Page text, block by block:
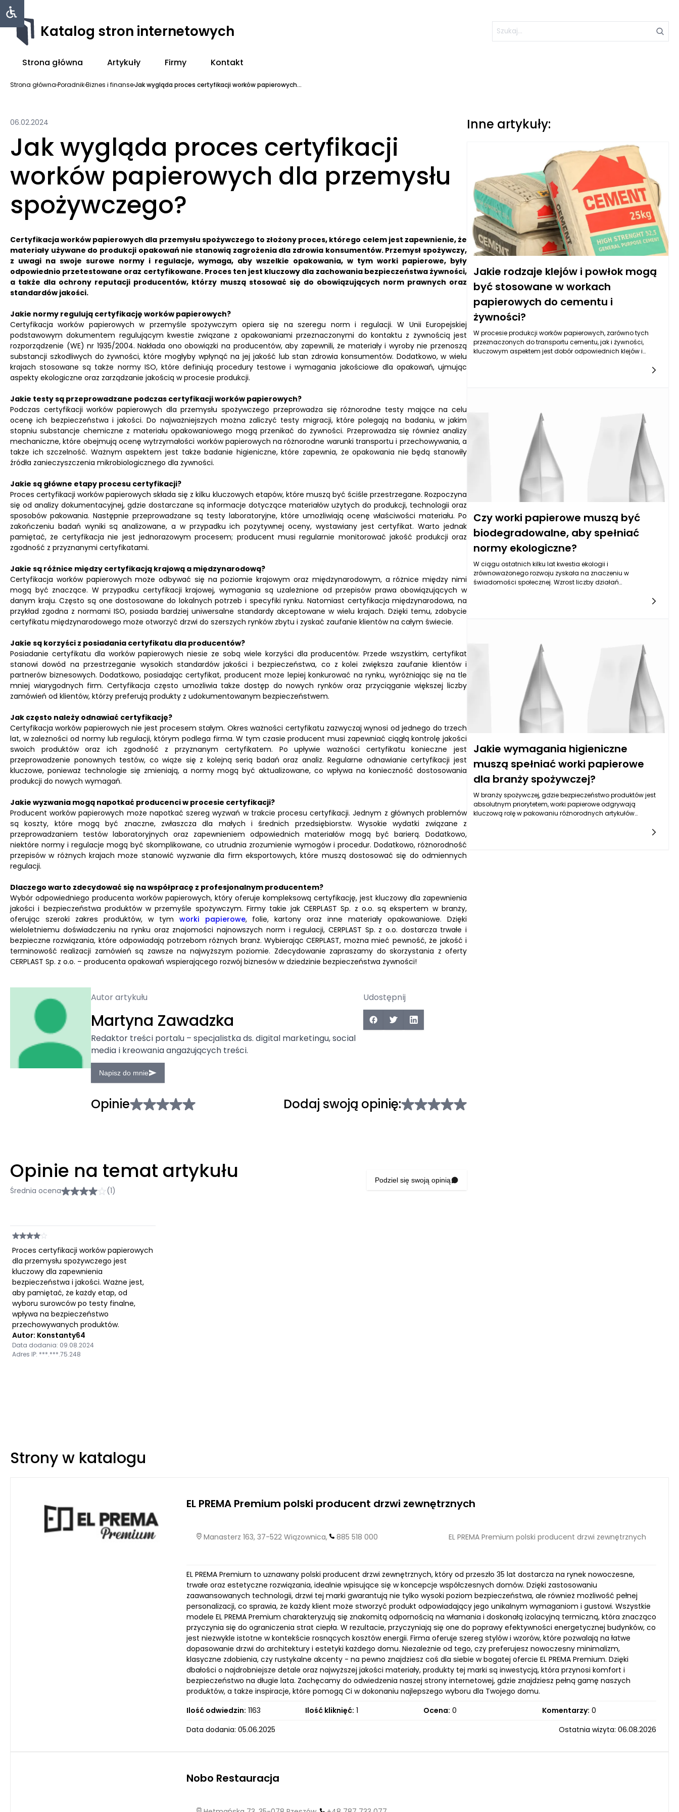
Katalog stron internetowych
Strona główna Artykuły Firmy Kontakt
Strona główna›Poradnik›Biznes i finanse›Jak wygląda proces certyfikacji worków papierowych...
06.02.2024
Jak wygląda proces certyfikacji
worków papierowych dla przemysłu
spożywczego?
Certyfikacja worków papierowych dla przemysłu spożywczego to złożony proces, którego celem jest zapewnienie, że
materiały używane do produkcji opakowań nie stanowią zagrożenia dla zdrowia konsumentów. Przemysł spożywczy,
z uwagi na swoje surowe normy i regulacje, wymaga, aby wszelkie opakowania, w tym worki papierowe, były
odpowiednio przetestowane oraz certyfikowane. Proces ten jest kluczowy dla zachowania bezpieczeństwa żywności,
a także dla ochrony reputacji producentów, którzy muszą stosować się do obowiązujących norm prawnych oraz
standardów jakości.
Jakie normy regulują certyfikację worków papierowych?
Certyfikacja worków papierowych w przemyśle spożywczym opiera się na szeregu norm i regulacji. W Unii Europejskiej
podstawowym dokumentem regulującym kwestie związane z opakowaniami przeznaczonymi do kontaktu z żywnością jest
rozporządzenie (WE) nr 1935/2004. Nakłada ono obowiązki na producentów, aby zapewnili, że materiały i wyroby nie przenoszą
substancji szkodliwych do żywności, które mogłyby wpłynąć na jej jakość lub stan zdrowia konsumentów. Dodatkowo, w wielu
krajach stosowane są także normy ISO, które definiują procedury testowe i wymagania jakościowe dla opakowań, ujmując
aspekty ekologiczne oraz zarządzanie jakością w procesie produkcji.
Jakie testy są przeprowadzane podczas certyfikacji worków papierowych?
Podczas certyfikacji worków papierowych dla przemysłu spożywczego przeprowadza się różnorodne testy mające na celu
ocenę ich bezpieczeństwa i jakości. Do najważniejszych można zaliczyć testy migracji, które polegają na badaniu, w jakim
stopniu substancje chemiczne z materiału opakowaniowego mogą przenikać do żywności. Przeprowadza się również analizy
mechaniczne, które obejmują ocenę wytrzymałości worków papierowych na różnorodne warunki transportu i przechowywania, a
także ich szczelność. Ważnym aspektem jest także badanie higieniczne, które zapewnia, że opakowania nie będą stanowiły
źródła zanieczyszczenia mikrobiologicznego dla żywności.
Jakie są główne etapy procesu certyfikacji?
Proces certyfikacji worków papierowych składa się z kilku kluczowych etapów, które muszą być ściśle przestrzegane. Rozpoczyna
się od analizy dokumentacyjnej, gdzie dostarczane są informacje dotyczące materiałów użytych do produkcji, technologii oraz
sposobów pakowania. Następnie przeprowadzane są testy laboratoryjne, które umożliwiają ocenę właściwości materiału. Po
zakończeniu badań wyniki są analizowane, a w przypadku ich pozytywnej oceny, wystawiany jest certyfikat. Warto jednak
pamiętać, że certyfikacja nie jest jednorazowym procesem; producent musi regularnie monitorować jakość produkcji oraz
zgodność z przyznanymi certyfikatami.
Jakie są różnice między certyfikacją krajową a międzynarodową?
Certyfikacja worków papierowych może odbywać się na poziomie krajowym oraz międzynarodowym, a różnice między nimi
mogą być znaczące. W przypadku certyfikacji krajowej, wymagania są uzależnione od przepisów prawa obowiązujących w
danym kraju. Często są one dostosowane do lokalnych potrzeb i specyfiki rynku. Natomiast certyfikacja międzynarodowa, na
przykład zgodna z normami ISO, posiada bardziej uniwersalne standardy akceptowane w wielu krajach. Dzięki temu, zdobycie
certyfikatu międzynarodowego może otworzyć drzwi do szerszych rynków zbytu i zyskać zaufanie klientów na całym świecie.
Jakie są korzyści z posiadania certyfikatu dla producentów?
Posiadanie certyfikatu dla worków papierowych niesie ze sobą wiele korzyści dla producentów. Przede wszystkim, certyfikat
stanowi dowód na przestrzeganie wysokich standardów jakości i bezpieczeństwa, co z kolei zwiększa zaufanie klientów i
partnerów biznesowych. Dodatkowo, posiadając certyfikat, producent może lepiej konkurować na rynku, wyróżniając się na tle
mniej wiarygodnych firm. Certyfikacja często umożliwia także dostęp do nowych rynków oraz przyciąganie większej liczby
zamówień od klientów, którzy preferują produkty z udokumentowanym bezpieczeństwem.
Jak często należy odnawiać certyfikację?
Certyfikacja worków papierowych nie jest procesem stałym. Okres ważności certyfikatu zazwyczaj wynosi od jednego do trzech
lat, w zależności od normy lub regulacji, którym podlega firma. W tym czasie producent musi zapewniać ciągłą kontrolę jakości
swoich produktów oraz ich zgodność z przyznanym certyfikatem. Po upływie ważności certyfikatu konieczne jest
przeprowadzenie ponownych testów, co wiąże się z kolejną serią badań oraz analiz. Regularne odnawianie certyfikacji jest
kluczowe, ponieważ technologie się zmieniają, a normy mogą być aktualizowane, co wpływa na konieczność dostosowania
produkcji do nowych wymagań.
Jakie wyzwania mogą napotkać producenci w procesie certyfikacji?
Producent worków papierowych może napotkać szereg wyzwań w trakcie procesu certyfikacji. Jednym z głównych problemów
są koszty, które mogą być znaczne, zwłaszcza dla małych i średnich przedsiębiorstw. Wysokie wydatki związane z
przeprowadzaniem testów laboratoryjnych oraz zapewnieniem odpowiednich materiałów mogą być barierą. Dodatkowo,
niektóre normy i regulacje mogą być skomplikowane, co utrudnia zrozumienie wymogów i procedur. Dodatkowo, różnorodność
przepisów w różnych krajach może stanowić wyzwanie dla firm eksportowych, które muszą dostosować się do odmiennych
regulacji.
Dlaczego warto zdecydować się na współpracę z profesjonalnym producentem?
Wybór odpowiedniego producenta worków papierowych, który oferuje kompleksową certyfikację, jest kluczowy dla zapewnienia
jakości i bezpieczeństwa produktów w przemyśle spożywczym. Firmy takie jak CERPLAST Sp. z o.o. są ekspertem w branży,
oferując szeroki zakres produktów, w tym worki papierowe, folie, kartony oraz inne materiały opakowaniowe. Dzięki
wieloletniemu doświadczeniu na rynku oraz znajomości najnowszych norm i regulacji, CERPLAST Sp. z o.o. dostarcza trwałe i
bezpieczne rozwiązania, które odpowiadają potrzebom różnych branż. Wybierając CERPLAST, można mieć pewność, że jakość i
terminowość realizacji zamówień są zawsze na najwyższym poziomie. Zdecydowanie zapraszamy do skorzystania z oferty
CERPLAST Sp. z o.o. – producenta opakowań wspierającego rozwój biznesów w dziedzinie bezpieczeństwa żywności!
Autor artykułu
Martyna Zawadzka
Redaktor treści portalu – specjalistka ds. digital marketingu, social
media i kreowania angażujących treści.
Napisz do mnie
Udostępnij
Opinie Dodaj swoją opinię:
Opinie na temat artykułu
Średnia ocena (1)
Podziel się swoją opinią
Proces certyfikacji worków papierowych
dla przemysłu spożywczego jest
kluczowy dla zapewnienia
bezpieczeństwa i jakości. Ważne jest,
aby pamiętać, że każdy etap, od
wyboru surowców po testy finalne,
wpływa na bezpieczeństwo
przechowywanych produktów.
Autor: Konstanty64
Data dodania: 09.08.2024
Adres IP: ***.***.75.248
Inne artykuły:
Jakie rodzaje klejów i powłok mogą
być stosowane w workach
papierowych do cementu i
żywności?
W procesie produkcji worków papierowych, zarówno tych
przeznaczonych do transportu cementu, jak i żywności,
kluczowym aspektem jest dobór odpowiednich klejów i
które nie będą miały negatywnego wpływu na zawartość
worków. W związku z tym stosowane są kleje na bazie wody,
które są uznawane za bezpieczne dla zdrowia. Dodatkowo,
ich właściwości umożliwiają uzyskanie mocnego i trwałego
połączenia, co ma kluczowe znaczenie w kontekście
transportu i przechowywania produktów spożywczych w
workach papierowych.
Czy worki papierowe muszą być
biodegradowalne, aby spełniać
normy ekologiczne?
W ciągu ostatnich kilku lat kwestia ekologii i
zrównoważonego rozwoju zyskała na znaczeniu w
świadomości społecznej. Wzrost liczby działań
biodegradowalne, aby mogły w pełni spełniać normy
ekologiczne. Odpowiedź na to pytanie jest złożona i zależy od
wielu czynników, które warto szczegółowo omówić.
Jakie wymagania higieniczne
muszą spełniać worki papierowe
dla branży spożywczej?
W branży spożywczej, gdzie bezpieczeństwo produktów jest
absolutnym priorytetem, worki papierowe odgrywają
kluczową rolę w pakowaniu różnorodnych artykułów
Strony w katalogu
EL PREMA Premium polski producent drzwi zewnętrznych
Manasterz 163, 37-522 Wiązownica, 885 518 000 EL PREMA Premium polski producent drzwi zewnętrznych
EL PREMA Premium to uznawany polski producent drzwi zewnętrznych, który od przeszło 35 lat dostarcza na rynek nowoczesne,
trwałe oraz estetyczne rozwiązania, idealnie wpisujące się w koncepcje współczesnych domów. Dzięki zastosowaniu
zaawansowanych technologii, drzwi tej marki gwarantują nie tylko wysoki poziom bezpieczeństwa, ale również możliwość pełnej
personalizacji, co sprawia, że każdy klient może stworzyć produkt odpowiadający jego unikalnym wymaganiom i gustowi. Wszystkie
modele EL PREMA Premium charakteryzują się znakomitą odpornością na włamania i doskonałą izolacyjną termiczną, która znacząco
przyczynia się do ograniczenia strat ciepła. W rezultacie, przyczyniają się one do poprawy efektywności energetycznej budynków, co
jest niezwykle istotne w kontekście rosnących kosztów energii. Firma oferuje szereg stylów i wzorów, które pozwalają na łatwe
dopasowanie drzwi do architektury i estetyki każdego domu. Niezależnie od tego, czy preferujesz nowoczesny minimalizm,
klasyczne zdobienia, czy rustykalne akcenty - na pewno znajdziesz coś dla siebie w bogatej ofercie EL PREMA Premium. Dzięki
dbałości o najdrobniejsze detale oraz najwyższej jakości materiały, produkty tej marki są inwestycją, która przynosi komfort i
bezpieczeństwo na długie lata. Zachęcamy do odwiedzenia naszej strony internetowej, gdzie znajdziesz pełną gamę naszych
produktów, a także inspiracje, które pomogą Ci w dokonaniu najlepszego wyboru dla Twojego domu.
Ilość odwiedzin: 1163 Ilość kliknięć: 1 Ocena: 0 Komentarzy: 0
Data dodania: 05.06.2025
Ostatnia wizyta: 06.08.2026
Nobo Restauracja